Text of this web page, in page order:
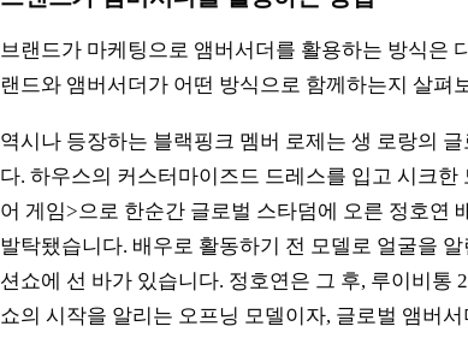
브랜드가 마케팅으로 앰버서더를 활용하는 방식은
랜드와 앰버서더가 어떤 방식으로 함께하는지 살펴
역시나 등장하는 블랙핑크 멤버 로제는 생 로랑의
다. 하우스의 커스터마이즈드 드레스를 입고 시크
어 게임>으로 한순간 글로벌 스타덤에 오른 정호연
발탁됐습니다. 배우로 활동하기 전 모델로 얼굴을
션쇼에 선 바가 있습니다. 정호연은 그 후, 루이비통
쇼의 시작을 알리는 오프닝 모델이자, 글로벌 앰버